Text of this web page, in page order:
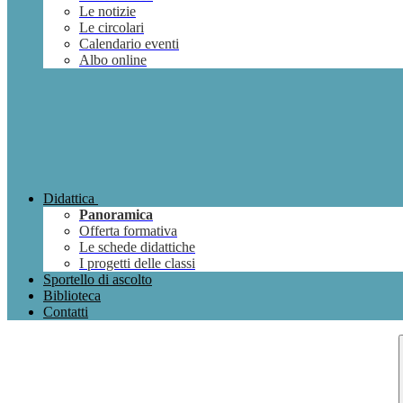
Le notizie
Le circolari
Calendario eventi
Albo online
Didattica
Panoramica
Offerta formativa
Le schede didattiche
I progetti delle classi
Sportello di ascolto
Biblioteca
Contatti